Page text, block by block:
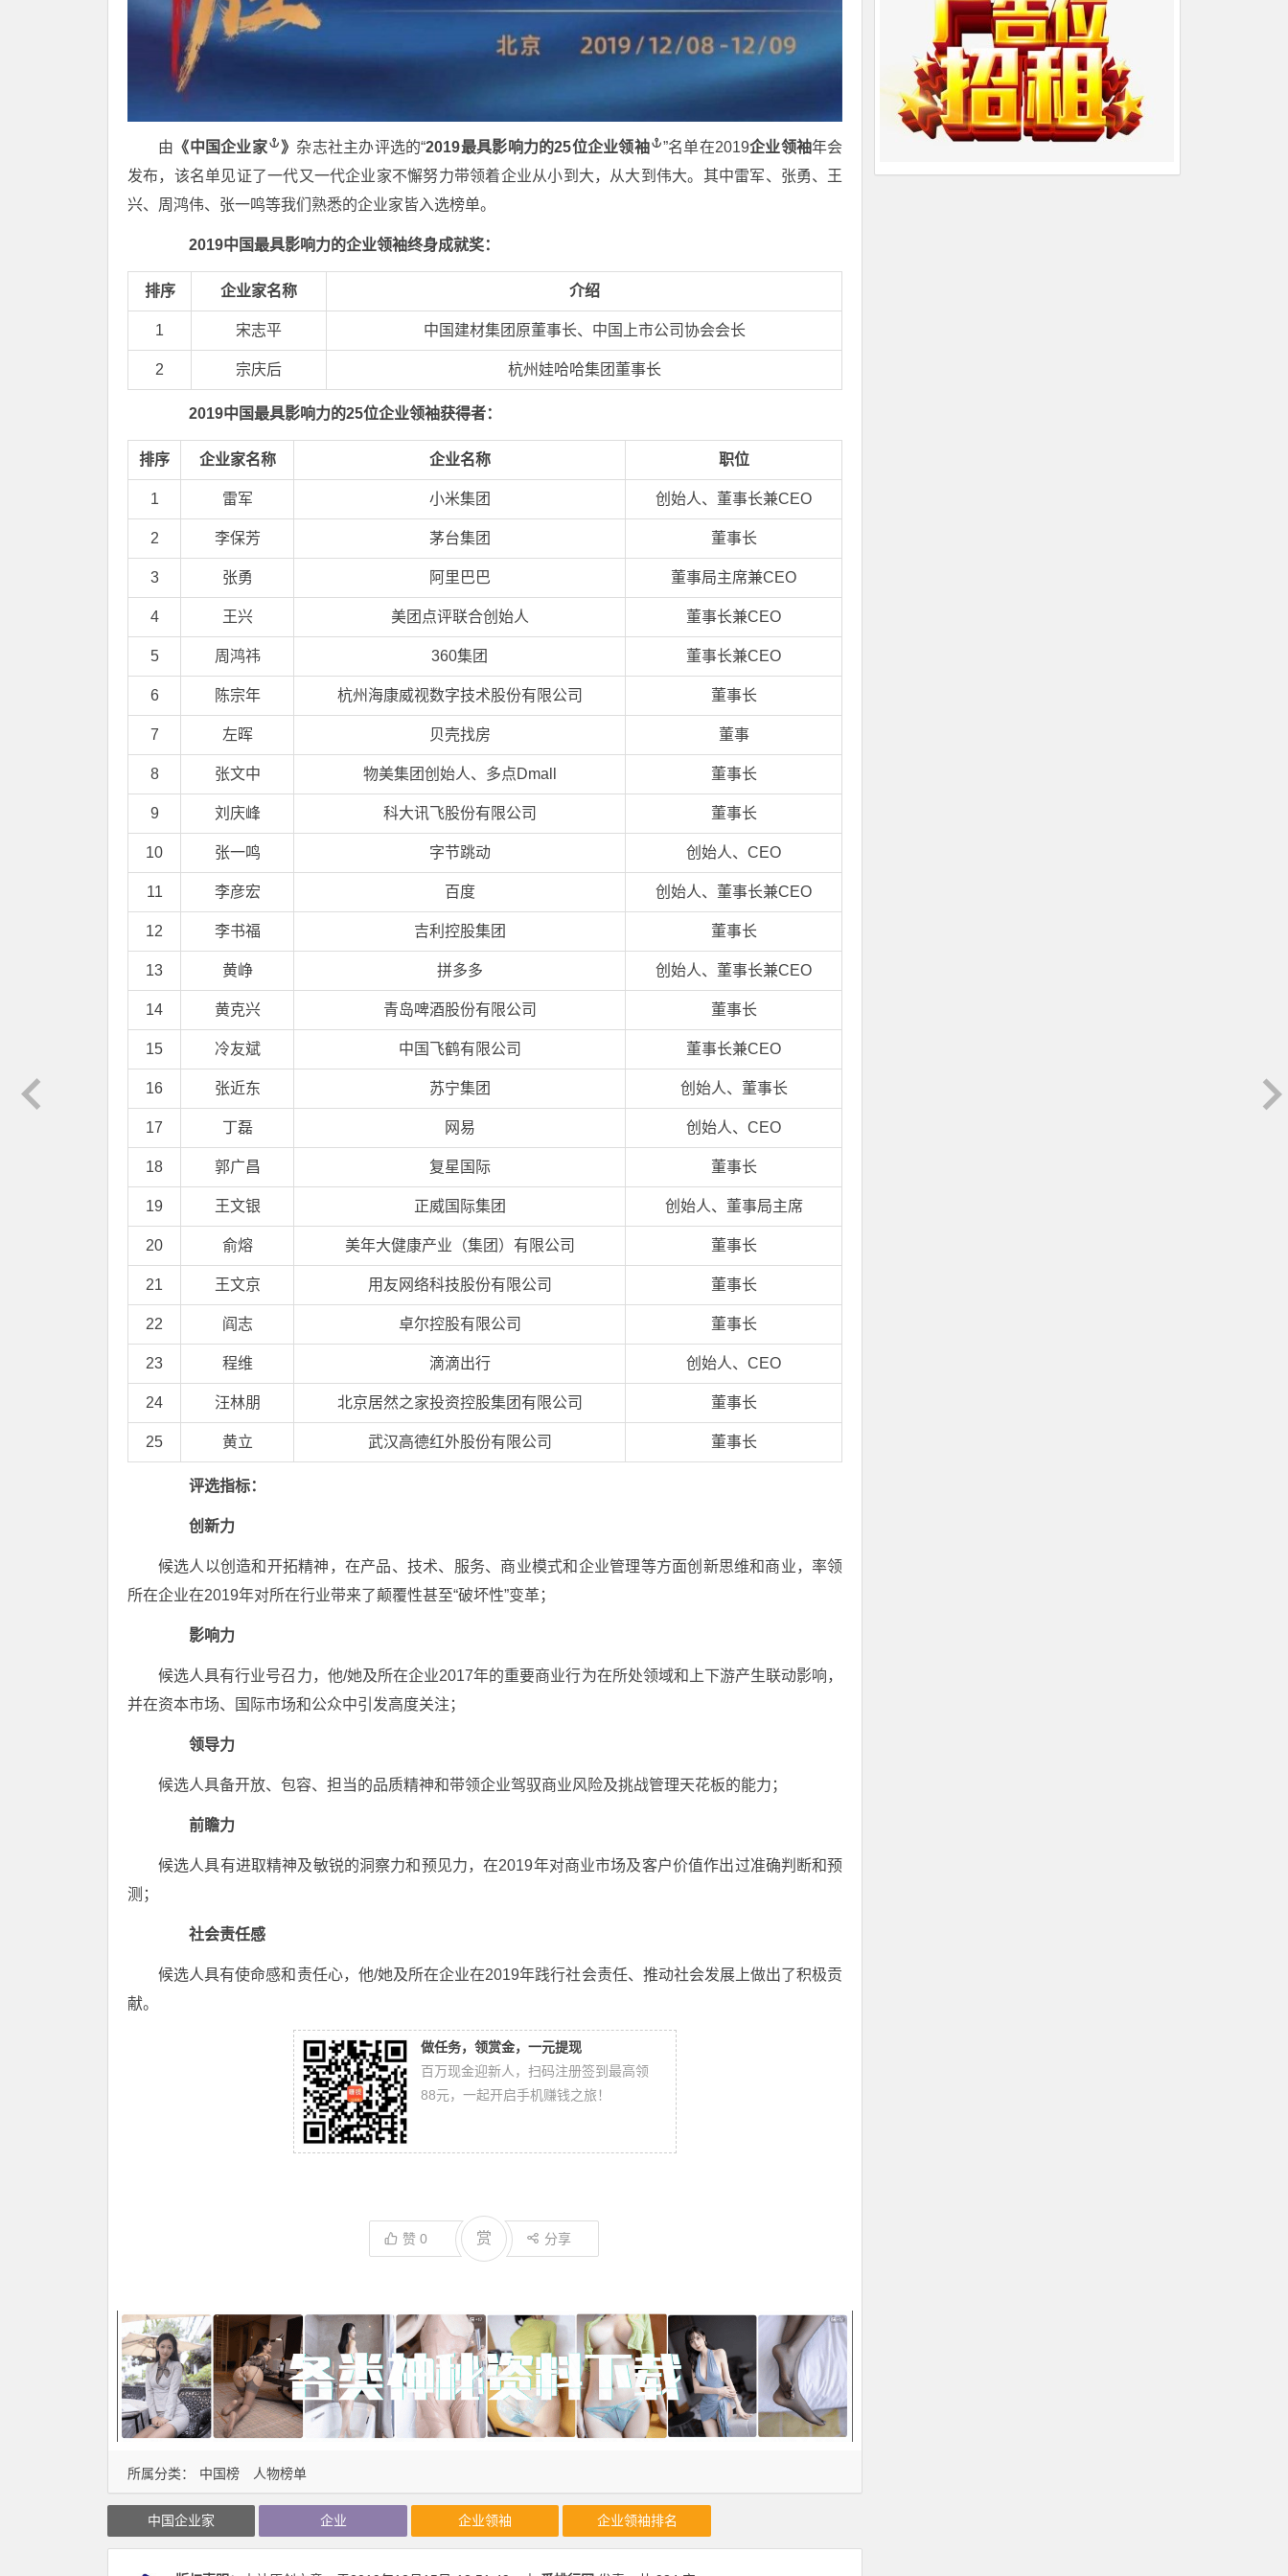
所属分类： 中国榜 人物榜单
由 《中国企业家 》 杂志社主办评选的“2019最具影响力的25位企业领袖 ”名单在2019企业领袖年会
发布，该名单见证了一代又一代企业家不懈努力带领着企业从小到大，从大到伟大。其中雷军、张勇、王
兴、周鸿伟、张一鸣等我们熟悉的企业家皆入选榜单。
2019中国最具影响力的企业领袖终身成就奖：
排序 企业家名称 介绍
1 宋志平 中国建材集团原董事长、中国上市公司协会会长
2 宗庆后 杭州娃哈哈集团董事长
2019中国最具影响力的25位企业领袖获得者：
排序 企业家名称 企业名称 职位
1 雷军 小米集团 创始人、董事长兼CEO
2 李保芳 茅台集团 董事长
3 张勇 阿里巴巴 董事局主席兼CEO
4 王兴 美团点评联合创始人 董事长兼CEO
5 周鸿祎 360集团 董事长兼CEO
6 陈宗年 杭州海康威视数字技术股份有限公司 董事长
7 左晖 贝壳找房 董事
8 张文中 物美集团创始人、多点Dmall 董事长
9 刘庆峰 科大讯飞股份有限公司 董事长
10 张一鸣 字节跳动 创始人、CEO
11 李彦宏 百度 创始人、董事长兼CEO
12 李书福 吉利控股集团 董事长
13 黄峥 拼多多 创始人、董事长兼CEO
14 黄克兴 青岛啤酒股份有限公司 董事长
15 冷友斌 中国飞鹤有限公司 董事长兼CEO
16 张近东 苏宁集团 创始人、董事长
17 丁磊 网易 创始人、CEO
18 郭广昌 复星国际 董事长
19 王文银 正威国际集团 创始人、董事局主席
20 俞熔 美年大健康产业（集团）有限公司 董事长
21 王文京 用友网络科技股份有限公司 董事长
22 阎志 卓尔控股有限公司 董事长
23 程维 滴滴出行 创始人、CEO
24 汪林朋 北京居然之家投资控股集团有限公司 董事长
25 黄立 武汉高德红外股份有限公司 董事长
评选指标：
创新力
候选人以创造和开拓精神，在产品、技术、服务、商业模式和企业管理等方面创新思维和商业，率领
所在企业在2019年对所在行业带来了颠覆性甚至“破坏性”变革；
影响力
候选人具有行业号召力，他/她及所在企业2017年的重要商业行为在所处领域和上下游产生联动影响，
并在资本市场、国际市场和公众中引发高度关注；
领导力
候选人具备开放、包容、担当的品质精神和带领企业驾驭商业风险及挑战管理天花板的能力；
前瞻力
候选人具有进取精神及敏锐的洞察力和预见力，在2019年对商业市场及客户价值作出过准确判断和预
测；
社会责任感
候选人具有使命感和责任心，他/她及所在企业在2019年践行社会责任、推动社会发展上做出了积极贡
献。
做任务，领赏金，一元提现
百万现金迎新人，扫码注册签到最高领
88元，一起开启手机赚钱之旅！
赞 0 赏 分享
中国企业家 企业 企业领袖 企业领袖排名